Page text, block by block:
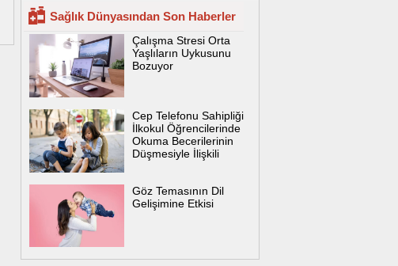
Sağlık Dünyasından Son Haberler
Çalışma Stresi Orta
Yaşlıların Uykusunu
Bozuyor
Cep Telefonu Sahipliği
İlkokul Öğrencilerinde
Okuma Becerilerinin
Düşmesiyle İlişkili
Göz Temasının Dil
Gelişimine Etkisi